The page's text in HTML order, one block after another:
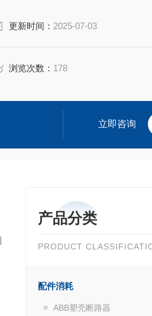
更新时间： 2025-07-03
浏览次数： 178
立即咨询
产品分类
PRODUCT
配件消耗
ABB塑壳断路器